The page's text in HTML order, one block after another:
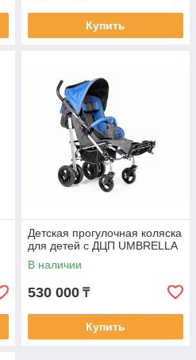
Купить
Детская прогулочная коляска
для детей с ДЦП UMBRELLA
В наличии
530 000 ₸
Купить